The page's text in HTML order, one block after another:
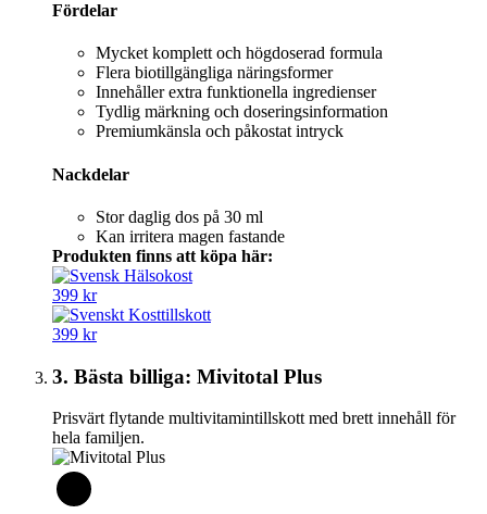
Fördelar
Mycket komplett och högdoserad formula
Flera biotillgängliga näringsformer
Innehåller extra funktionella ingredienser
Tydlig märkning och doseringsinformation
Premiumkänsla och påkostat intryck
Nackdelar
Stor daglig dos på 30 ml
Kan irritera magen fastande
Produkten finns att köpa här:
399 kr
399 kr
3. Bästa billiga: Mivitotal Plus
Prisvärt flytande multivitamintillskott med brett innehåll för
hela familjen.